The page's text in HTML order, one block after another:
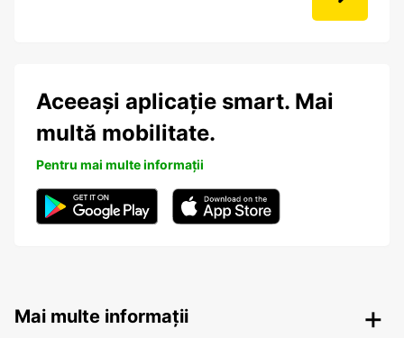
Aceeași aplicație smart. Mai
multă mobilitate.
Pentru mai multe informații
Mai multe informații